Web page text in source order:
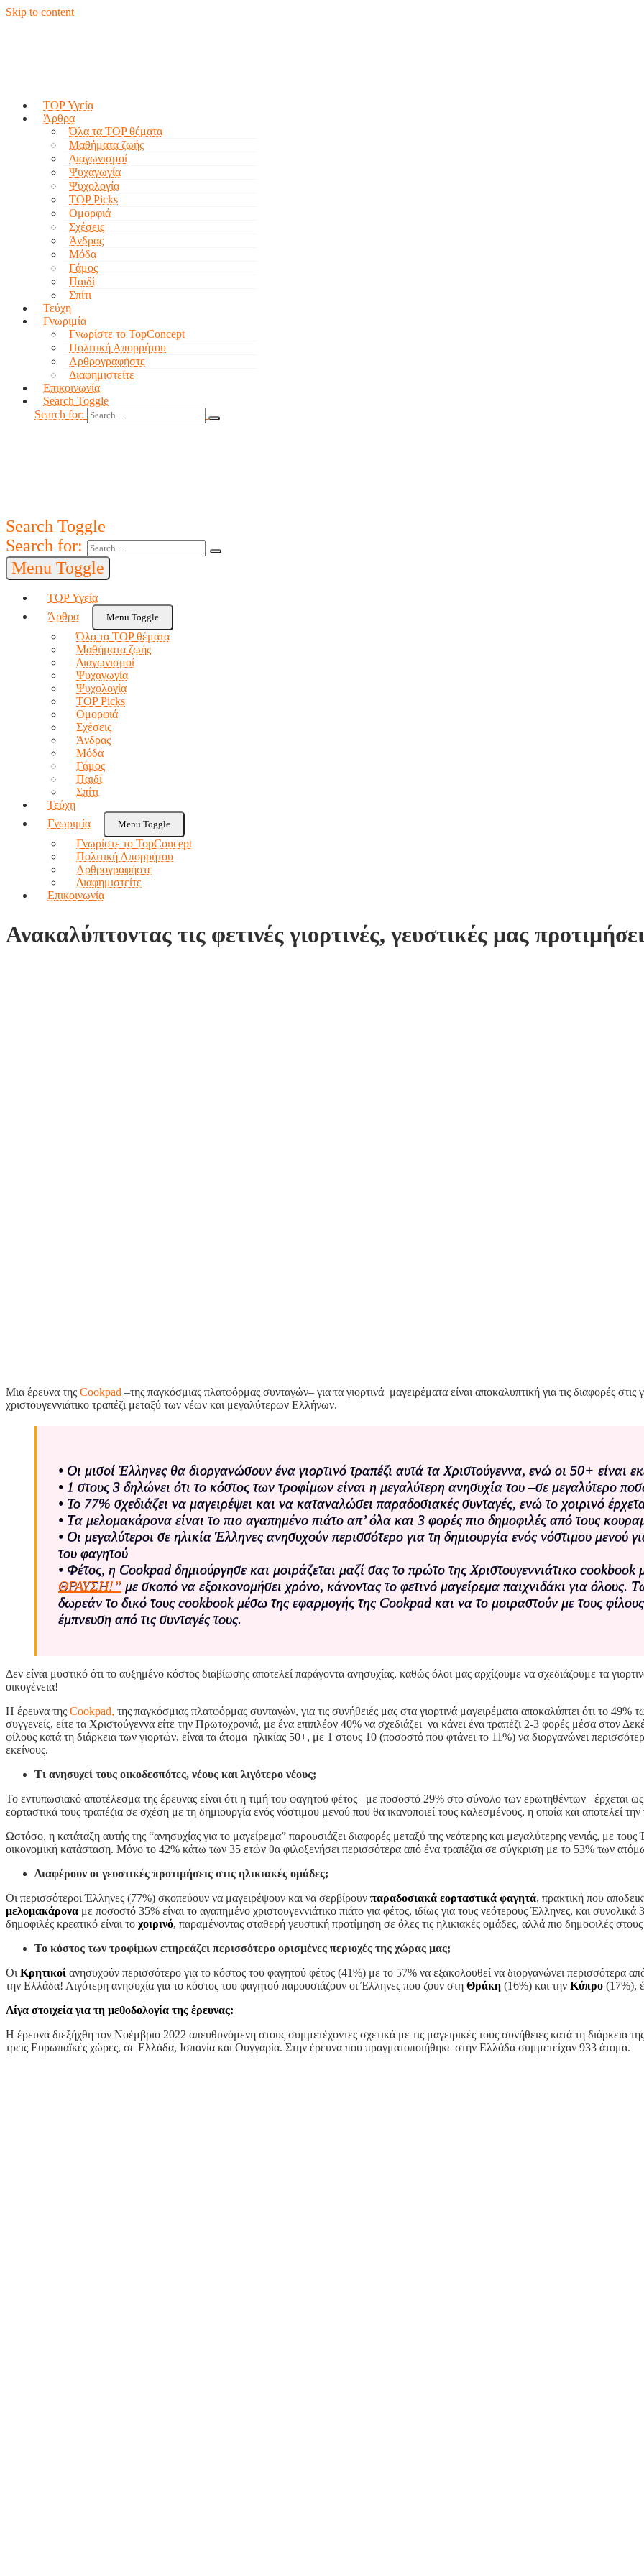
Skip to content
TOP Υγεία
Άρθρα
Όλα τα TOP θέματα
Μαθήματα ζωής
Διαγωνισμοί
Ψυχαγωγία
Ψυχολογία
TOP Picks
Ομορφιά
Σχέσεις
Άνδρας
Μόδα
Γάμος
Παιδί
Σπίτι
Τεύχη
Γνωριμία
Γνωρίστε το TopConcept
Πολιτική Απορρήτου
Αρθρογραφήστε
Διαφημιστείτε
Επικοινωνία
Search Toggle
Search for:
Search Toggle
Search for:
Menu Toggle
TOP Υγεία
Άρθρα
Menu Toggle
Όλα τα TOP θέματα
Μαθήματα ζωής
Διαγωνισμοί
Ψυχαγωγία
Ψυχολογία
TOP Picks
Ομορφιά
Σχέσεις
Άνδρας
Μόδα
Γάμος
Παιδί
Σπίτι
Τεύχη
Γνωριμία
Menu Toggle
Γνωρίστε το TopConcept
Πολιτική Απορρήτου
Αρθρογραφήστε
Διαφημιστείτε
Επικοινωνία
Ανακαλύπτοντας τις φετινές γιορτινές, γευστικές μας
Μια έρευνα της Cookpad –της παγκόσμιας πλατφόρμας συνταγών– για τα γιορτινά μαγειρέματα είναι αποκαλυπτική για τις διαφορές στις
χριστουγεννιάτικο τραπέζι μεταξύ των νέων και μεγαλύτερων Ελλήνων.
• Οι μισοί Έλληνες θα διοργανώσουν ένα γιορτινό τραπέζι αυτά τα Χριστούγεννα, ενώ οι 50+ είναι
• 1 στους 3 δηλώνει ότι το κόστος των τροφίμων είναι η μεγαλύτερη ανησυχία του –σε μεγαλύτερο
• Το 77% σχεδιάζει να μαγειρέψει και να καταναλώσει παραδοσιακές συνταγές, ενώ το χοιρινό
• Tα μελομακάρονα είναι το πιο αγαπημένο πιάτο απ’ όλα και 3 φορές πιο δημοφιλές από τους
• Οι μεγαλύτεροι σε ηλικία Έλληνες ανησυχούν περισσότερο για τη δημιουργία ενός νόστιμου μενού
του φαγητού
• Φέτος, η Cookpad δημιούργησε και μοιράζεται μαζί σας το πρώτο της Χριστουγεννιάτικο cookbook
ΘΡΑΥΣΗ!” με σκοπό να εξοικονομήσει χρόνο, κάνοντας το φετινό μαγείρεμα παιχνιδάκι για
δωρεάν το δικό τους cookbook μέσω της εφαρμογής της Cookpad και να το μοιραστούν με τους φίλους
έμπνευση από τις συνταγές τους.
Δεν είναι μυστικό ότι το αυξημένο κόστος διαβίωσης αποτελεί παράγοντα ανησυχίας, καθώς όλοι μας αρχίζουμε να σχεδιάζουμε τα
οικογένεια!
Η έρευνα της Cookpad, της παγκόσμιας πλατφόρμας συνταγών, για τις συνήθειές μας στα γιορτινά μαγειρέματα αποκαλύπτει ότι το 49%
συγγενείς, είτε τα Χριστούγεννα είτε την Πρωτοχρονιά, με ένα επιπλέον 40% να σχεδιάζει να κάνει ένα τραπέζι 2-3 φορές μέσα στον
φίλους κατά τη διάρκεια των γιορτών, είναι τα άτομα ηλικίας 50+, με 1 στους 10 (ποσοστό που φτάνει το 11%) να διοργανώνει
εκείνους.
Τι ανησυχεί τους οικοδεσπότες, νέους και λιγότερο νέους;
Το εντυπωσιακό αποτέλεσμα της έρευνας είναι ότι η τιμή του φαγητού φέτος –με ποσοστό 29% στο σύνολο των ερωτηθέντων– έρχεται
εορταστικά τους τραπέζια σε σχέση με τη δημιουργία ενός νόστιμου μενού που θα ικανοποιεί τους καλεσμένους, η οποία και αποτελεί
Ωστόσο, η κατάταξη αυτής της “ανησυχίας για το μαγείρεμα” παρουσιάζει διαφορές μεταξύ της νεότερης και μεγαλύτερης γενιάς, με
οικονομική κατάσταση. Μόνο το 42% κάτω των 35 ετών θα φιλοξενήσει περισσότερα από ένα τραπέζια σε σύγκριση με το 53% των
Διαφέρουν οι γευστικές προτιμήσεις στις ηλικιακές ομάδες;
Οι περισσότεροι Έλληνες (77%) σκοπεύουν να μαγειρέψουν και να σερβίρουν παραδοσιακά εορταστικά φαγητά, πρακτική που
μελομακάρονα με ποσοστό 35% είναι το αγαπημένο χριστουγεννιάτικο πιάτο για φέτος, ιδίως για τους νεότερους Έλληνες, και
δημοφιλές κρεατικό είναι το χοιρινό, παραμένοντας σταθερή γευστική προτίμηση σε όλες τις ηλικιακές ομάδες, αλλά πιο δημοφιλές
Το κόστος των τροφίμων επηρεάζει περισσότερο ορισμένες περιοχές της χώρας μας;
Οι Κρητικοί ανησυχούν περισσότερο για το κόστος του φαγητού φέτος (41%) με το 57% να εξακολουθεί να διοργανώνει περισσότερα
την Ελλάδα! Λιγότερη ανησυχία για το κόστος του φαγητού παρουσιάζουν οι Έλληνες που ζουν στη Θράκη (16%) και την Κύπρο (17%),
Λίγα στοιχεία για τη μεθοδολογία της έρευνας:
Η έρευνα διεξήχθη τον Νοέμβριο 2022 απευθυνόμενη στους συμμετέχοντες σχετικά με τις μαγειρικές τους συνήθειες κατά τη
τρεις Ευρωπαϊκές χώρες, σε Ελλάδα, Ισπανία και Ουγγαρία. Στην έρευνα που πραγματοποιήθηκε στην Ελλάδα συμμετείχαν 933 άτομα.